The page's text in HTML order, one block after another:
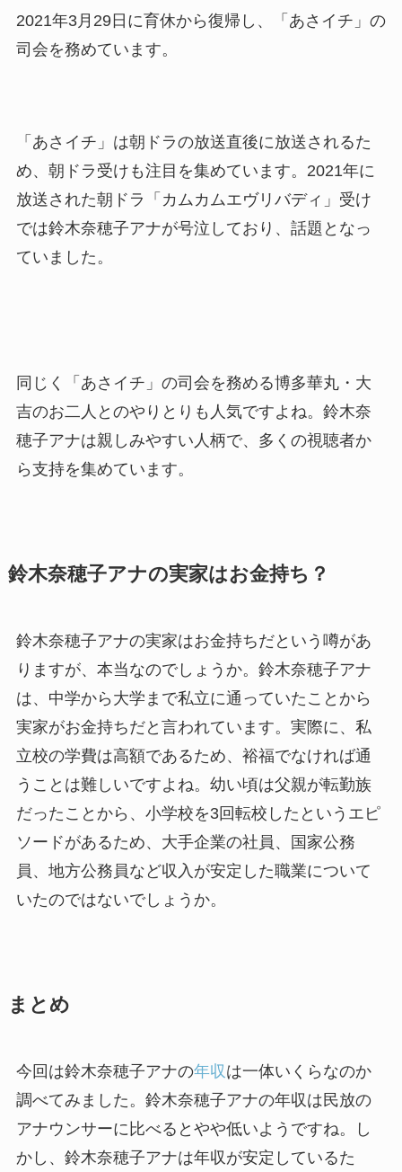
2021年3月29日に育休から復帰し、「あさイチ」の
司会を務めています。
「あさイチ」は朝ドラの放送直後に放送されるた
め、朝ドラ受けも注目を集めています。2021年に
放送された朝ドラ「カムカムエヴリバディ」受け
では鈴木奈穂子アナが号泣しており、話題となっ
ていました。
同じく「あさイチ」の司会を務める博多華丸・大
吉のお二人とのやりとりも人気ですよね。鈴木奈
穂子アナは親しみやすい人柄で、多くの視聴者か
ら支持を集めています。
鈴木奈穂子アナの実家はお金持ち？
鈴木奈穂子アナの実家はお金持ちだという噂があ
りますが、本当なのでしょうか。鈴木奈穂子アナ
は、中学から大学まで私立に通っていたことから
実家がお金持ちだと言われています。実際に、私
立校の学費は高額であるため、裕福でなければ通
うことは難しいですよね。幼い頃は父親が転勤族
だったことから、小学校を3回転校したというエピ
ソードがあるため、大手企業の社員、国家公務
員、地方公務員など収入が安定した職業について
いたのではないでしょうか。
まとめ
今回は鈴木奈穂子アナの年収 は一体いくらなのか
調べてみました。鈴木奈穂子アナの年収は民放の
アナウンサーに比べるとやや低いようですね。し
かし、鈴木奈穂子アナは年収が安定しているた